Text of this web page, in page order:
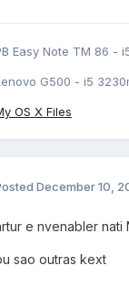
Easy Note TM 86 -
G500 - i5
OS X Files
December 10,
e nvenabler nati
sao outras kext